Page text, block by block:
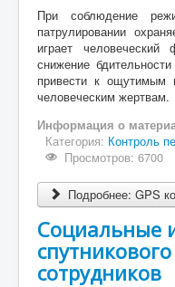
При соблюдение
патрулировании
играет человеческий
снижение
привести к ощутимым
человеческим жертвам.
Информация о
Категория: Контроль
Просмотров: 6700
Подробнее: GPS
Социальные
сотрудников